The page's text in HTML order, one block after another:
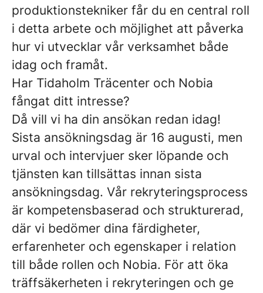
produktionstekniker får du en central roll
i detta arbete och möjlighet att påverka
hur vi utvecklar vår verksamhet både
idag och framåt.
Har Tidaholm Träcenter och Nobia
fångat ditt intresse?
Då vill vi ha din ansökan redan idag!
Sista ansökningsdag är 16 augusti, men
urval och intervjuer sker löpande och
tjänsten kan tillsättas innan sista
ansökningsdag. Vår rekryteringsprocess
är kompetensbaserad och strukturerad,
där vi bedömer dina färdigheter,
erfarenheter och egenskaper i relation
till både rollen och Nobia. För att öka
träffsäkerheten i rekryteringen och ge